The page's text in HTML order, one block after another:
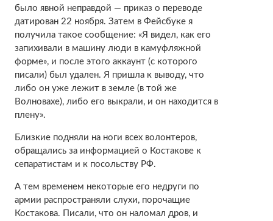
было явной неправдой — приказ о переводе
датирован 22 ноября. Затем в Фейсбуке я
получила такое сообщение: «Я видел, как его
запихивали в машину люди в камуфляжной
форме», и после этого аккаунт (с которого
писали) был удален. Я пришла к выводу, что
либо он уже лежит в земле (в той же
Волновахе), либо его выкрали, и он находится в
плену».
Близкие подняли на ноги всех волонтеров,
обращались за информацией о Костакове к
сепаратистам и к посольству РФ.
А тем временем некоторые его недруги по
армии распространяли слухи, порочащие
Костакова. Писали, что он наломал дров, и